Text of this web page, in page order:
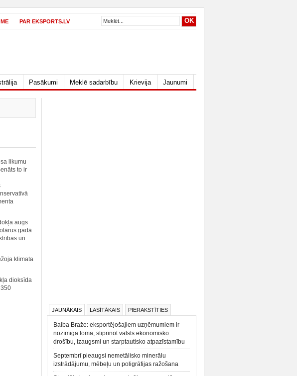
PAR EKSPORTS.LV
Pasākumi Meklē sadarbību Krievija Jaunumi
likumu
to ir
augs
gadā
un
klimata
dioksīda
JAUNĀKAIS LASĪTĀKAIS PIERAKSTĪTIES
Baiba Braže: eksportējošajiem uzņēmumiem ir
nozīmīga loma, stiprinot valsts ekonomisko
drošību, izaugsmi un starptautisko atpazīstamību
Septembrī pieaugsi nemetālisko minerālu
izstrādājumu, mēbeļu un poligrāfijas ražošana